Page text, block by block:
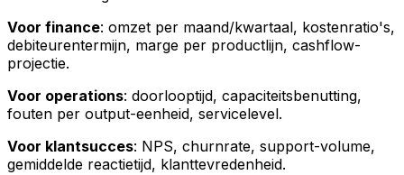
Voor finance: omzet per maand/kwartaal, kostenratio's,
debiteurentermijn, marge per productlijn, cashflow-
projectie.
Voor operations: doorlooptijd, capaciteitsbenutting,
fouten per output-eenheid, servicelevel.
Voor klantsucces: NPS, churnrate, support-volume,
gemiddelde reactietijd, klanttevredenheid.